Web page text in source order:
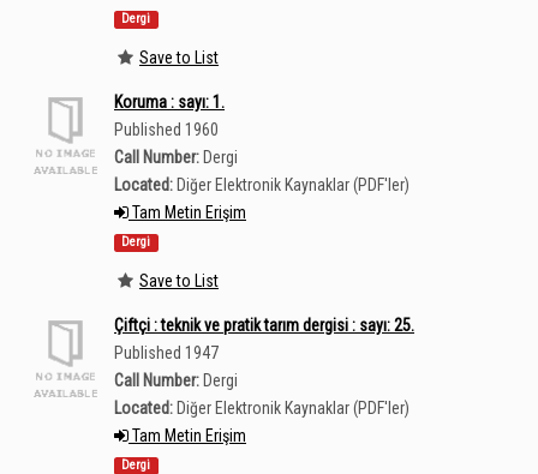
Dergi
Save to List
Koruma : sayı: 1.
Published 1960
Call Number: Dergi
Located: Diğer Elektronik Kaynaklar (PDF'ler)
Tam Metin Erişim
Dergi
Save to List
Çiftçi : teknik ve pratik tarım dergisi : sayı: 25.
Published 1947
Call Number: Dergi
Located: Diğer Elektronik Kaynaklar (PDF'ler)
Tam Metin Erişim
Dergi